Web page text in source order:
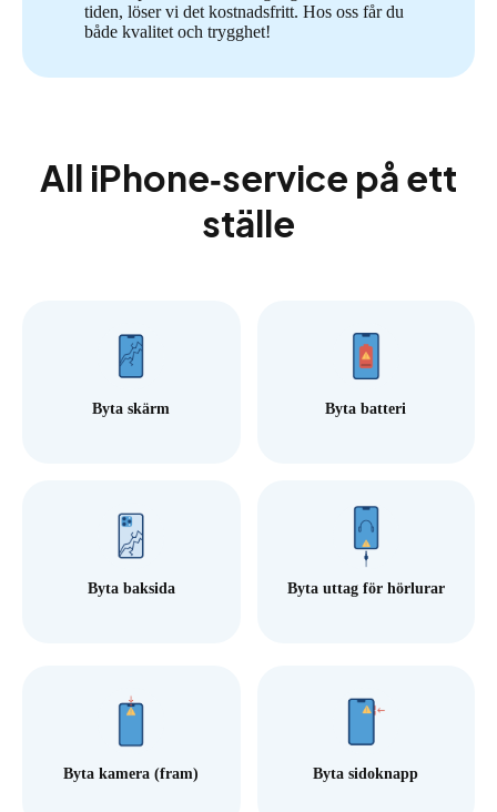
tiden, löser vi det kostnadsfritt. Hos oss får du
både kvalitet och trygghet!
All iPhone‑service på ett
ställe
Byta skärm Byta batteri
Byta baksida Byta uttag för hörlurar
Byta kamera (fram) Byta sidoknapp